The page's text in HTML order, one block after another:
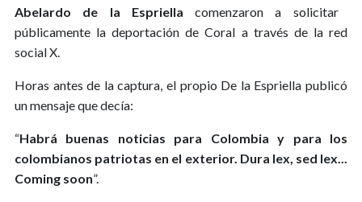
Abelardo de la Espriella comenzaron a solicitar
públicamente la deportación de Coral a través de la red
social X.
Horas antes de la captura, el propio De la Espriella publicó
un mensaje que decía:
“Habrá buenas noticias para Colombia y para los
colombianos patriotas en el exterior. Dura lex, sed lex...
Coming soon”.